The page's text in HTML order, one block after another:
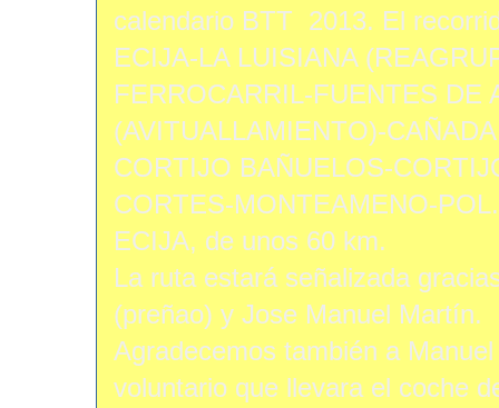
calendario BTT 2013. El
ECIJA-LA LUISIANA
FERROCARRIL-FUENTES DE
(AVITUALLAMIENTO)-
CORTIJO BAÑUELOS-
CORTES-MONTEAMENO-
ECIJA, de unos 60 km.
La ruta estará señalizada
(preñao) y Jose Manuel Martín.
Agradecemos también a
voluntario que llevara el coche